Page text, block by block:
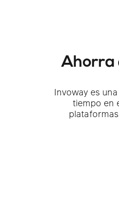
Ahorra
Invoway es
tiempo en